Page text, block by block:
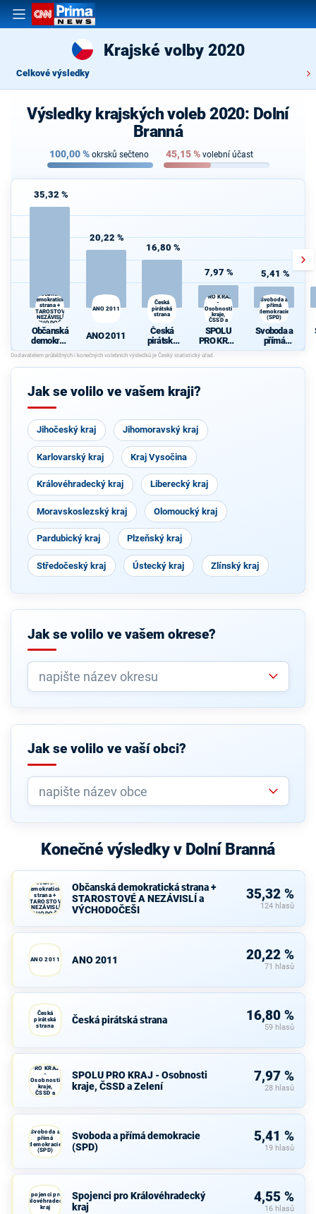
Krajské volby 2020
Celkové výsledky
Výsledky krajských voleb 2020: Dolní
Branná
100,00% okrsků sečteno 45,15% volební účast
35,32 %
Občanská
demokratická
strana +
STAROSTOVÉ
A NEZÁVISLÍ a
VÝCHODOČEŠI
Občanská
demokrati
cká strana
+
STAROST
NEZÁVISL
VÝCHODO
ČEŠI
20,22 %
ANO 2011
ANO 2011
16,80 %
Česká
pirátská
strana
Česká
pirátská
strana
7,97 %
PRO KRAJ
-
Osobnosti
kraje,
ČSSD a
SPOLU
PRO KRAJ
Osobnosti
kraje,
5,41 %
Svoboda a
přímá
demokracie
(SPD)
Svoboda a
přímá
demokraci
Jak se volilo ve vašem kraji?
Jihočeský kraj Jihomoravský kraj
Karlovarský kraj Kraj Vysočina
Královéhradecký kraj Liberecký kraj
Moravskoslezský kraj Olomoucký kraj
Pardubický kraj Plzeňský kraj
Středočeský kraj Ústecký kraj Zlínský kraj
Jak se volilo ve vašem okrese?
Jak se volilo ve vaší obci?
Konečné výsledky v Dolní Branná
Občanská
demokratická
strana +
STAROSTOVÉ
A NEZÁVISLÍ a
VÝCHODOČEŠI
Občanská demokratická strana +
STAROSTOVÉ A NEZÁVISLÍ a
VÝCHODOČEŠI
35,32 %
124 hlasů
ANO 2011 ANO 2011 20,22 %
71 hlasů
Česká
pirátská
strana
Česká pirátská strana 16,80 %
59 hlasů
PRO KRAJ
-
Osobnosti
kraje,
ČSSD a
Zelení
SPOLU PRO KRAJ - Osobnosti
kraje, ČSSD a Zelení
7,97 %
28 hlasů
Svoboda a
přímá
demokracie
(SPD)
Svoboda a přímá demokracie
(SPD)
5,41 %
19 hlasů
Spojenci pro
Královéhradecký
kraj
Spojenci pro Královéhradecký
kraj
4,55 %
16 hlasů